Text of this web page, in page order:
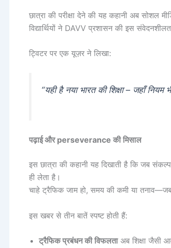
छात्रा की परीक्षा देने की यह कहानी अब सोशल
विद्यार्थियों ने DAVV प्रशासन की इस
ट्विटर पर एक यूज़र ने लिखा:
“यही है नया भारत की शिक्षा – जहाँ
पढ़ाई और perseverance की मिसाल
इस छात्रा की कहानी यह दिखाती है कि जब संकल्प
ही लेता है।
चाहे ट्रैफिक जाम हो, समय की कमी या तनाव—जब
इस खबर से तीन बातें स्पष्ट होती हैं:
ट्रैफिक प्रबंधन की विफलताअब शिक्षा जैसी